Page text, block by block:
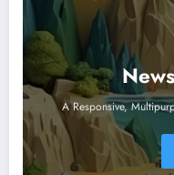
A Responsive,